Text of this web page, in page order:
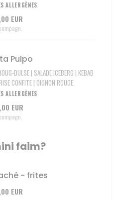
ALLERGÈNES
EUR
Pulpo
DULSE | SALADE ICEBERG | KEBAB
CONFITE | OIGNON ROUGE.
ALLERGÈNES
EUR
faim?
- frites
EUR